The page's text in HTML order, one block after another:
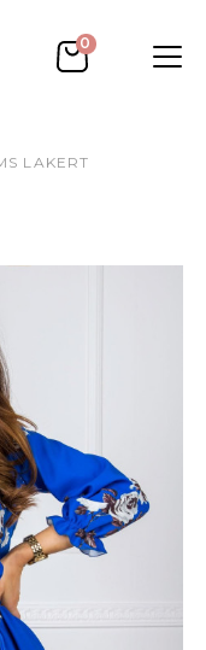
0
LAKERT